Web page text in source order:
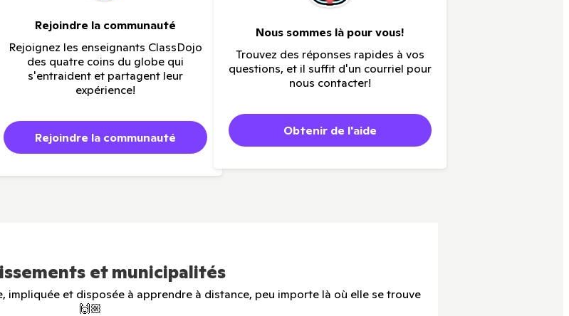
Rejoindre la communauté
Rejoignez les enseignants ClassDojo
des quatre coins du globe qui
s'entraident et partagent leur
expérience!
Rejoindre la communauté
Nous sommes là pour vous!
Trouvez des réponses rapides à vos
questions, et il suffit d'un courriel pour
nous contacter!
Obtenir de l'aide
et municipalités
impliquée et disposée à apprendre à distance, peu importe là où elle se trouve
🙌🏼